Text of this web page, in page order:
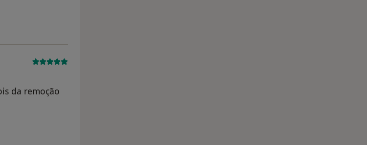
Gaspar
da remoção